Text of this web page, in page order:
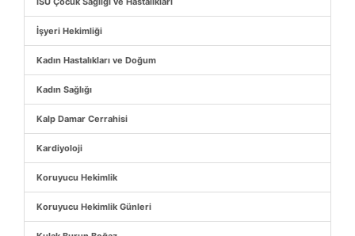
İşyeri Hekimliği
Kadın Hastalıkları ve Doğum
Kadın Sağlığı
Kalp Damar Cerrahisi
Kardiyoloji
Koruyucu Hekimlik
Koruyucu Hekimlik Günleri